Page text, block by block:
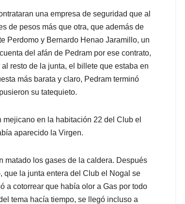
una empresa de seguridad que al
de pesos más que otra, que además de
Perdomo y Bernardo Henao Jaramillo, un
del afán de Pedram por ese contrato,
resto de la junta, el billete que estaba en
más barata y claro, Pedram terminó
su tatequieto.
en la habitación 22 del Club el
aparecido la Virgen.
matado los gases de la caldera. Después
que la junta entera del Club el Nogal se
a cotorrear que había olor a Gas por todo
tema hacía tiempo, se llegó incluso a